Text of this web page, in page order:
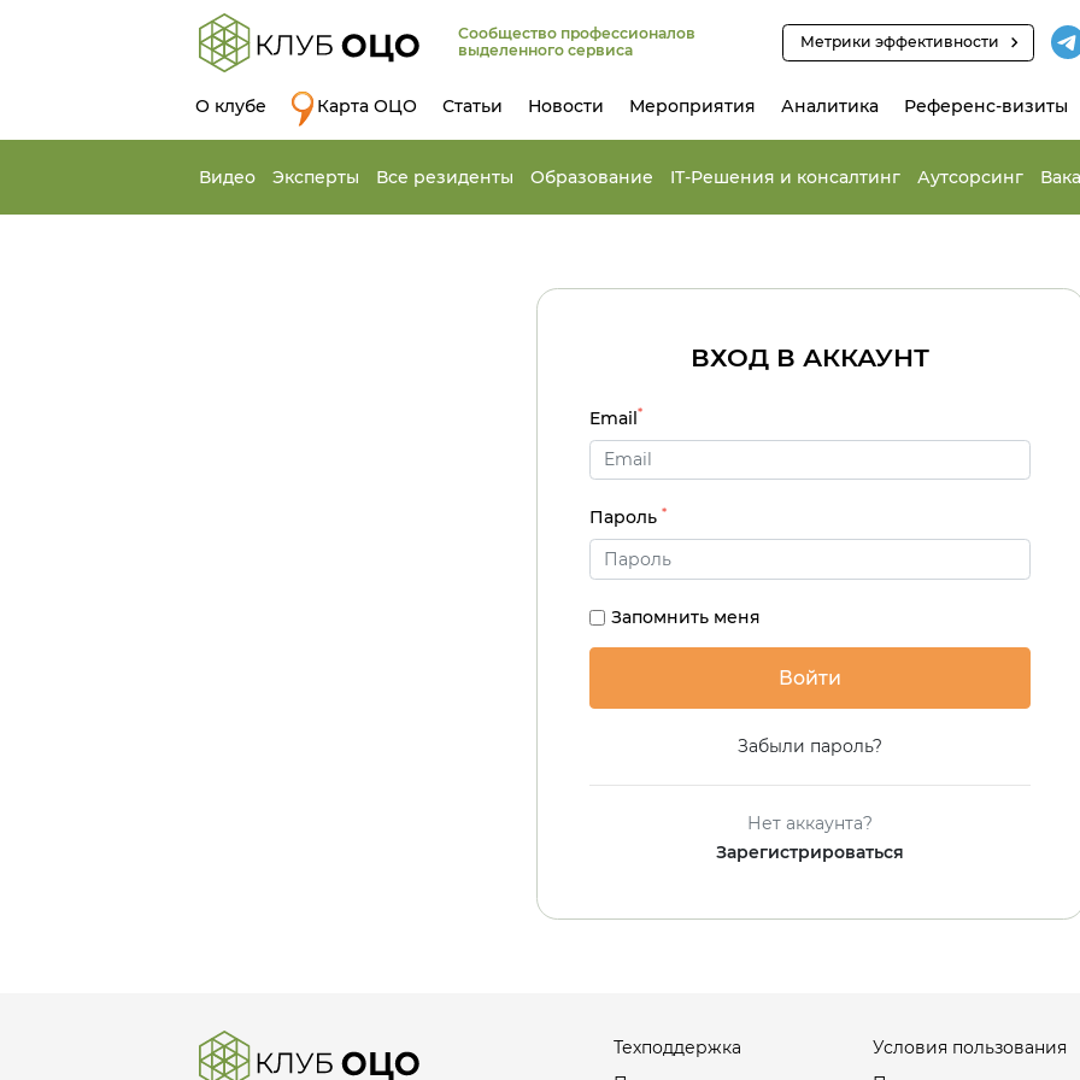
Сообщество профессионалов
выделенного сервиса
Метрики эффективности
О клубе Карта ОЦО Статьи Новости Мероприятия Аналитика Референс-визиты
Видео Эксперты Все резиденты Образование IT-Решения и консалтинг Аутсорсинг
ВХОД В АККАУНТ
Email*
Пароль*
Запомнить меня
Забыли пароль?
Нет аккаунта?
Зарегистрироваться
Техподдержка
Условия пользования